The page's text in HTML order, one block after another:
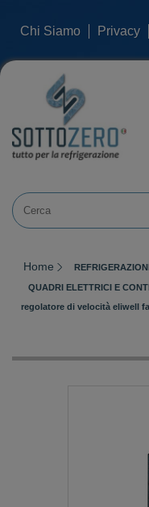
Chi Siamo Privacy
Home
QUADRI ELETTRICI E
regolatore di velocità eliwell